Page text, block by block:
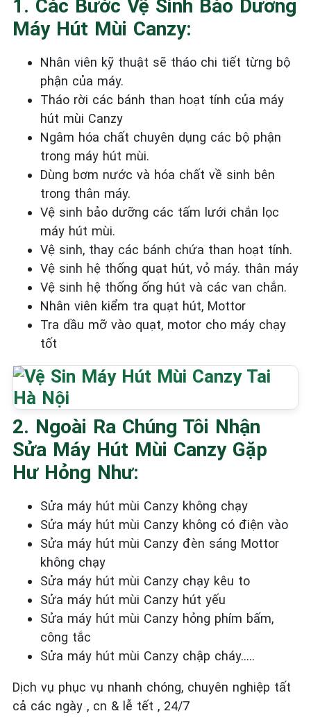
1. Các Bước Vệ Sinh Bảo Dưỡng
Máy Hút Mùi Canzy:
Nhân viên kỹ thuật sẽ tháo chi tiết từng bộ
phận của máy.
Tháo rời các bánh than hoạt tính của máy
hút mùi Canzy
Ngâm hóa chất chuyên dụng các bộ phận
trong máy hút mùi.
Dùng bơm nước và hóa chất về sinh bên
trong thân máy.
Vệ sinh bảo dưỡng các tấm lưới chắn lọc
máy hút mùi.
Vệ sinh, thay các bánh chứa than hoạt tính.
Vệ sinh hệ thống quạt hút, vỏ máy. thân máy
Vệ sinh hệ thống ống hút và các van chắn.
Nhân viên kiểm tra quạt hút, Mottor
Tra dầu mỡ vào quạt, motor cho máy chạy
tốt
2. Ngoài Ra Chúng Tôi Nhận
Sửa Máy Hút Mùi Canzy Gặp
Hư Hỏng Như:
Sửa máy hút mùi Canzy không chạy
Sửa máy hút mùi Canzy không có điện vào
Sửa máy hút mùi Canzy đèn sáng Mottor
không chạy
Sửa máy hút mùi Canzy chạy kêu to
Sửa máy hút mùi Canzy hút yếu
Sửa máy hút mùi Canzy hỏng phím bấm,
công tắc
Sửa máy hút mùi Canzy chập cháy…..
Dịch vụ phục vụ nhanh chóng, chuyên nghiệp tất
cả các ngày , cn & lễ tết , 24/7